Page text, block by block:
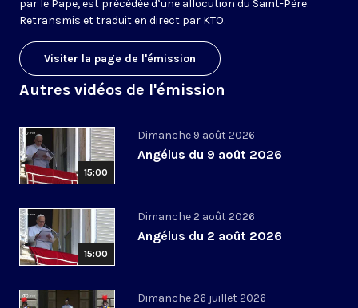
par le Pape, est précédée d’une allocution du Saint-Père.
Retransmis et traduit en direct par KTO.
Visiter la page de l'émission
Autres vidéos de l'émission
15:00
Dimanche 9 août 2026
Angélus du 9 août 2026
15:00
Dimanche 2 août 2026
Angélus du 2 août 2026
Dimanche 26 juillet 2026